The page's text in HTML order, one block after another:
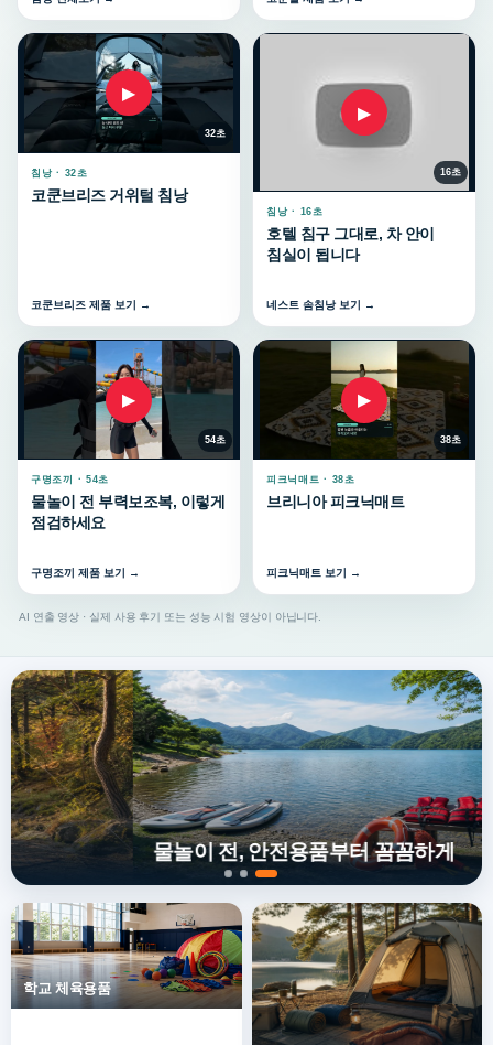
▶
32초
침낭 · 32초
코쿤브리즈 거위털 침낭
코쿤브리즈 제품 보기 →
▶
16초
침낭 · 16초
호텔 침구 그대로, 차 안이
침실이 됩니다
네스트 솜침낭 보기 →
▶
54초
구명조끼 · 54초
물놀이 전 부력보조복, 이렇게
점검하세요
구명조끼 제품 보기 →
▶
38초
피크닉매트 · 38초
브리니아 피크닉매트
피크닉매트 보기 →
AI 연출 영상 · 실제 사용 후기 또는 성능 시험 영상이 아닙니다.